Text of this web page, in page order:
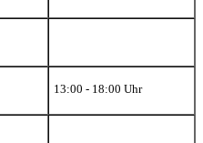
13:00 - 18:00 Uhr